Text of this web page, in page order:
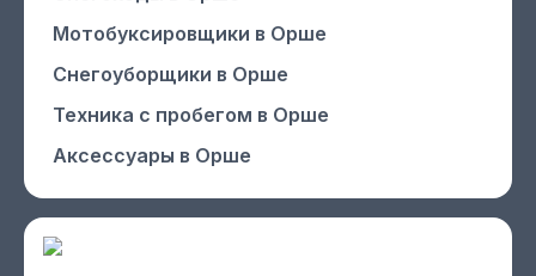
Мотобуксировщики в Орше
Снегоуборщики в Орше
Техника с пробегом в Орше
Аксессуары в Орше